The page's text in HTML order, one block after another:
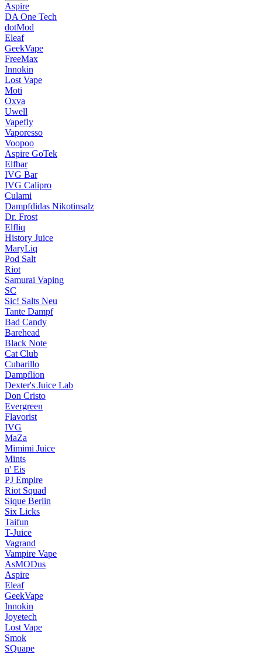
Aspire
DA One Tech
dotMod
Eleaf
GeekVape
FreeMax
Innokin
Lost Vape
Moti
Oxva
Uwell
Vapefly
Vaporesso
Voopoo
Aspire GoTek
Elfbar
IVG Bar
IVG Calipro
Culami
Dampfdidas Nikotinsalz
Dr. Frost
Elfliq
History Juice
MaryLiq
Pod Salt
Riot
Samurai Vaping
SC
Sic! Salts Neu
Tante Dampf
Bad Candy
Barehead
Black Note
Cat Club
Cubarillo
Dampflion
Dexter's Juice Lab
Don Cristo
Evergreen
Flavorist
IVG
MaZa
Mimimi Juice
Mints
n' Eis
PJ Empire
Riot Squad
Sique Berlin
Six Licks
Taifun
T-Juice
Vagrand
Vampire Vape
AsMODus
Aspire
Eleaf
GeekVape
Innokin
Joyetech
Lost Vape
Smok
SQuape